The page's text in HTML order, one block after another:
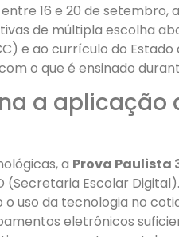
16 e 20 de setembro,
de múltipla escolha
e ao currículo do Estado
o que é ensinado
a aplicação
a Prova Paulista
(Secretaria Escolar
uso da tecnologia no
eletrônicos